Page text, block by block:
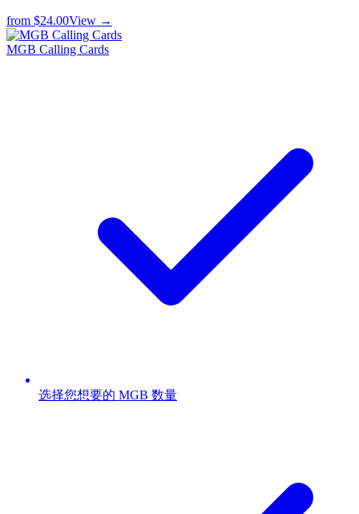
from $24.00View →
MGB Calling Cards
选择您想要的 MGB 数量